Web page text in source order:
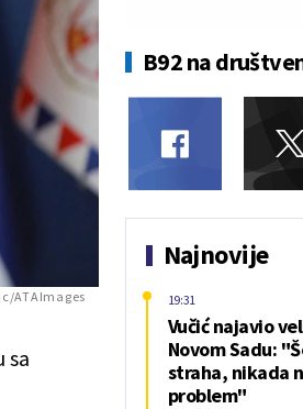
ATAImages
sa
B92 na
Najnovije
Vučić najavio
Novom Sadu:
straha, nikada
problem"
19:31